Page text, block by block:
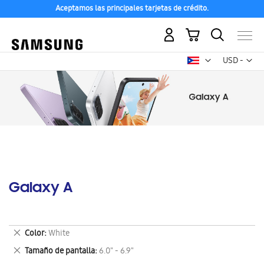
Aceptamos las principales tarjetas de crédito.
USD -
dólar
Mi carrito
Galaxy A
Color White
Eliminar
este
artículo
Tamaño de pantalla 6.0" - 6.9"
Eliminar